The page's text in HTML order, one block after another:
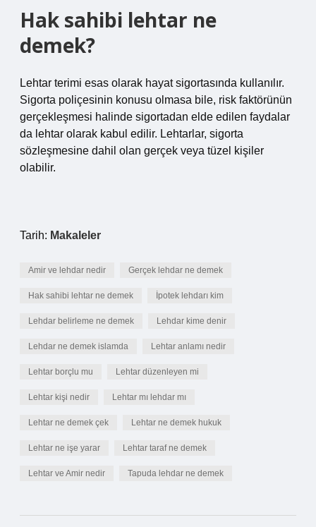
Hak sahibi lehtar ne
demek?
Lehtar terimi esas olarak hayat sigortasında kullanılır.
Sigorta poliçesinin konusu olmasa bile, risk faktörünün
gerçekleşmesi halinde sigortadan elde edilen faydalar
da lehtar olarak kabul edilir. Lehtarlar, sigorta
sözleşmesine dahil olan gerçek veya tüzel kişiler
olabilir.
Tarih: Makaleler
Amir ve lehdar nedir Gerçek lehdar ne demek
Hak sahibi lehtar ne demek İpotek lehdarı kim
Lehdar belirleme ne demek Lehdar kime denir
Lehdar ne demek islamda Lehtar anlamı nedir
Lehtar borçlu mu Lehtar düzenleyen mi
Lehtar kişi nedir Lehtar mı lehdar mı
Lehtar ne demek çek Lehtar ne demek hukuk
Lehtar ne işe yarar Lehtar taraf ne demek
Lehtar ve Amir nedir Tapuda lehdar ne demek